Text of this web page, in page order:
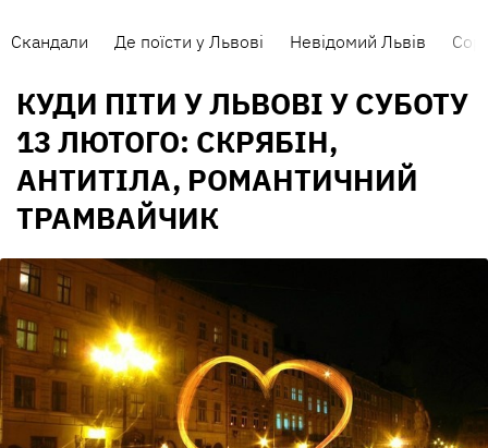
Скандали Де поїсти у Львові Невідомий Львів
КУДИ ПІТИ У ЛЬВОВІ У СУБОТУ
13 ЛЮТОГО: СКРЯБІН,
АНТИТІЛА, РОМАНТИЧНИЙ
ТРАМВАЙЧИК